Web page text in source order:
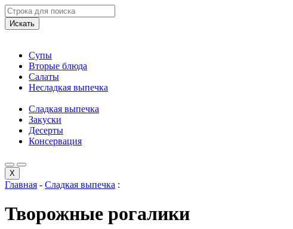
Искать
Супы
Вторые блюда
Салаты
Несладкая выпечка
Сладкая выпечка
Закуски
Десерты
Консервация
X
Главная - Сладкая выпечка :
Творожные рогалики